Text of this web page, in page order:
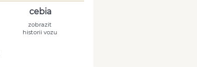
cebia
zobrazit
historii vozu